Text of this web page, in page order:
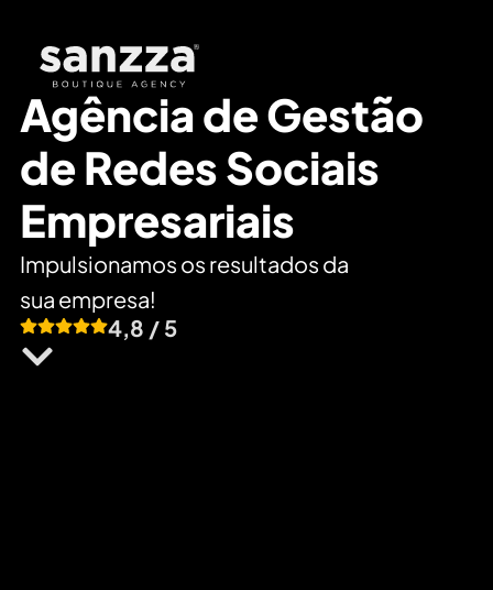
Agência de Gestão
de Redes Sociais
Empresariais
Impulsionamos os resultados da
sua empresa!
4,8 / 5